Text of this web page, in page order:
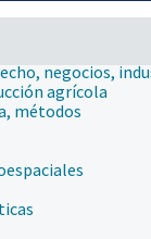
Salud
educación,
negocios,
agrícola
métodos